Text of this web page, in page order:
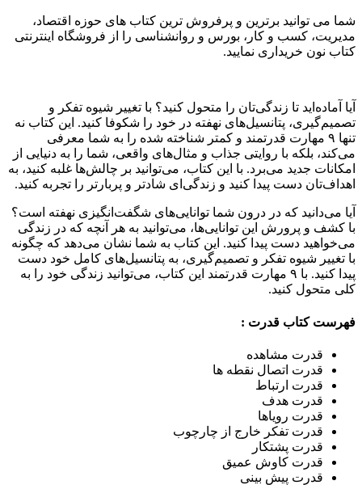
شما می توانید برترین و پرفروش ترین کتاب های حوزه اقتصاد،
مدیریت، کسب و کار، بورس و روانشناسی را از فروشگاه اینترنتی
کتاب نون خریداری نمایید.
آیا آماده‌اید تا زندگی‌تان را متحول کنید؟ با تغییر شیوه تفکر و
تصمیم‌گیری، پتانسیل‌های نهفته در خود را شکوفا کنید. این کتاب نه
تنها ۹ مهارت قدرتمند و کمتر شناخته شده را به شما معرفی
می‌کند، بلکه با روایتی جذاب و مثال‌های واقعی، شما را به دنیایی از
امکانات جدید می‌برد. با این کتاب، می‌توانید بر چالش‌ها غلبه کنید، به
اهداف‌تان دست پیدا کنید و زندگی‌ای شادتر و پربارتر را تجربه کنید.
آیا می‌دانید که در درون شما توانایی‌های شگفت‌انگیزی نهفته است؟
با کشف و پرورش این توانایی‌ها، می‌توانید به هر آنچه که در زندگی
می‌خواهید دست پیدا کنید. این کتاب به شما نشان می‌دهد که چگونه
با تغییر شیوه تفکر و تصمیم‌گیری، به پتانسیل‌های کامل خود دست
پیدا کنید. با ۹ مهارت قدرتمند این کتاب، می‌توانید زندگی خود را به
کلی متحول کنید.
فهرست کتاب قدرت :
قدرت مشاهده
قدرت اتصال نقطه ها
قدرت ارتباط
قدرت هدف
قدرت رویاها
قدرت تفکر خارج از چارچوب
قدرت پشتکار
قدرت کاوش عمیق
قدرت پیش بینی